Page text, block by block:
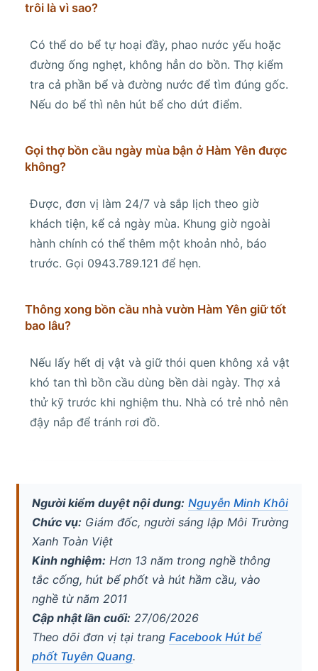
trôi là vì sao?
Có thể do bể tự hoại đầy, phao nước yếu hoặc
đường ống nghẹt, không hẳn do bồn. Thợ kiểm
tra cả phần bể và đường nước để tìm đúng gốc.
Nếu do bể thì nên hút bể cho dứt điểm.
Gọi thợ bồn cầu ngày mùa bận ở Hàm Yên được
không?
Được, đơn vị làm 24/7 và sắp lịch theo giờ
khách tiện, kể cả ngày mùa. Khung giờ ngoài
hành chính có thể thêm một khoản nhỏ, báo
trước. Gọi 0943.789.121 để hẹn.
Thông xong bồn cầu nhà vườn Hàm Yên giữ tốt
bao lâu?
Nếu lấy hết dị vật và giữ thói quen không xả vật
khó tan thì bồn cầu dùng bền dài ngày. Thợ xả
thử kỹ trước khi nghiệm thu. Nhà có trẻ nhỏ nên
đậy nắp để tránh rơi đồ.
Người kiểm duyệt nội dung: Nguyễn Minh Khôi
Chức vụ: Giám đốc, người sáng lập Môi Trường
Xanh Toàn Việt
Kinh nghiệm: Hơn 13 năm trong nghề thông
tắc cống, hút bể phốt và hút hầm cầu, vào
nghề từ năm 2011
Cập nhật lần cuối: 27/06/2026
Theo dõi đơn vị tại trang Facebook Hút bể
phốt Tuyên Quang.